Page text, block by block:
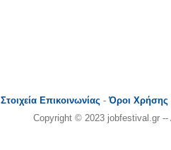
Στοιχεία Επικοινωνίας -Όροι Χρήσης
Copyright © 2023 jobfestival.gr --